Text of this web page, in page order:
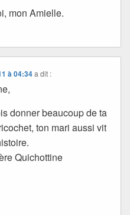
mon Amielle.
à 04:34 a dit :
donner beaucoup de ta
ton mari aussi vit
Quichottine